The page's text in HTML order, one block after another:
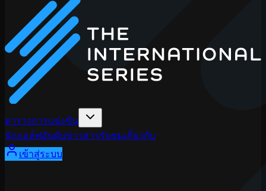
ตารางการแข่งขัน
นักกอล์ฟอันดับข่าวสารรับชมเกี่ยวกับ
เข้าสู่ระบบ